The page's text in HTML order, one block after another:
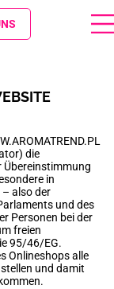
die
Übereinstimmung
in
– also der
und des
Personen bei der
freien
95/46/EG.
Onlineshops alle
und damit